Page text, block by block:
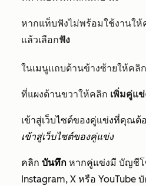
หากแท็บฟังไม่พร้อมใช้งานให้
แล้วเลือกฟัง
ในเมนูแถบด้านข้างซ้ายให้คลิก
ที่แผงด้านขวาให้คลิก เพิ่มคู่แข่
เข้าสู่เว็บไซต์ของคู่แข่งที่คุณต้
เข้าสู่เว็บไซต์ของคู่แข่ง
คลิก บันทึก หากคู่แข่งมี บัญชีโ
Instagram, X หรือ YouTube